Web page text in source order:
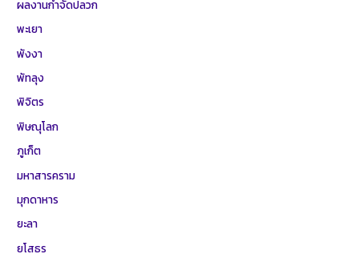
ผลงานกำจัดปลวก
พะเยา
พังงา
พัทลุง
พิจิตร
พิษณุโลก
ภูเก็ต
มหาสารคราม
มุกดาหาร
ยะลา
ยโสธร